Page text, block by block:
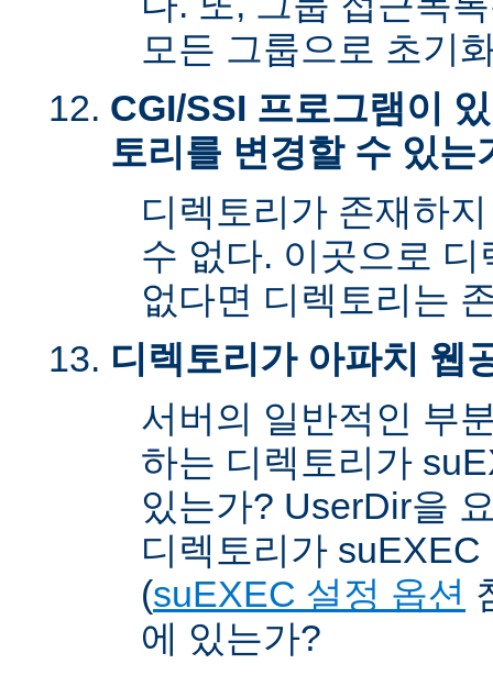
모든 그룹으로 초기
CGI/SSI 프로그램이
토리를 변경할 수 있는
디렉토리가 존재하
수 없다. 이곳으로
없다면 디렉토리는
디렉토리가 아파치 웹
서버의 일반적인 부
하는 디렉토리가
있는가? UserDir을
디렉토리가
(suEXEC 설정 옵션
에 있는가?